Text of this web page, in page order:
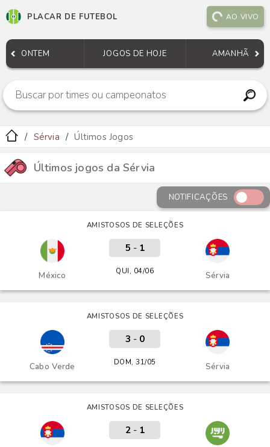
PLACAR DE FUTEBOL AO VIVO
ONTEM JOGOS DE HOJE AMANHÃ
Sérvia Últimos Jogos
Últimos jogos da Sérvia
NOTIFICAÇÕES
AMISTOSOS DE SELEÇÕES
México Sérvia
5 - 1
QUI, 04/06
AMISTOSOS DE SELEÇÕES
Cabo Verde Sérvia
3 - 0
DOM, 31/05
AMISTOSOS DE SELEÇÕES
2- 1